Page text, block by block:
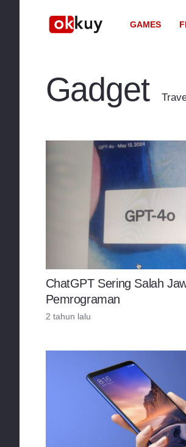
GAMES
Gadget
ChatGPT Sering Salah
Pemrograman
2 tahun lalu